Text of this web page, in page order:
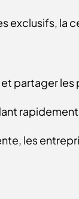
exclusifs, la
partager
les